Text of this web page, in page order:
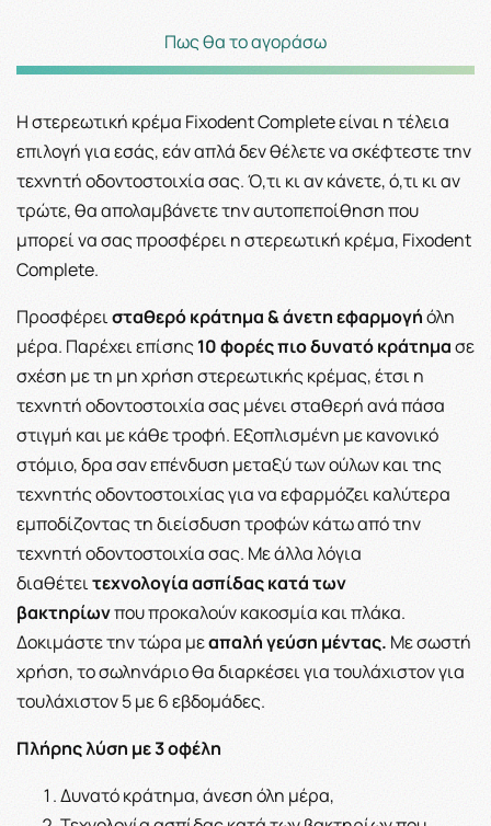
Πως θα το αγοράσω
Η στερεωτική κρέμα Fixodent Complete είναι η τέλεια
επιλογή για εσάς, εάν απλά δεν θέλετε να σκέφτεστε την
τεχνητή οδοντοστοιχία σας. Ό,τι κι αν κάνετε, ό,τι κι αν
τρώτε, θα απολαμβάνετε την αυτοπεποίθηση που
μπορεί να σας προσφέρει η στερεωτική κρέμα, Fixodent
Complete.
Προσφέρεισταθερό κράτημα & άνετη εφαρμογήόλη
μέρα. Παρέχει επίσης10 φορές πιο δυνατό κράτημασε
σχέση με τη μη χρήση στερεωτικής κρέμας, έτσι η
τεχνητή οδοντοστοιχία σας μένει σταθερή ανά πάσα
στιγμή και με κάθε τροφή. Εξοπλισμένη με κανονικό
στόμιο, δρα σαν επένδυση μεταξύ των ούλων και της
τεχνητής οδοντοστοιχίας για να εφαρμόζει καλύτερα
εμποδίζοντας τη διείσδυση τροφών κάτω από την
τεχνητή οδοντοστοιχία σας. Με άλλα λόγια
διαθέτειτεχνολογία ασπίδας κατά των
βακτηρίωνπου προκαλούν κακοσμία και πλάκα.
Δοκιμάστε την τώρα μεαπαλή γεύση μέντας. Με σωστή
χρήση, το σωληνάριο θα διαρκέσει για τουλάχιστον για
τουλάχιστον 5 με 6 εβδομάδες.
Πλήρης λύση με 3 οφέλη
Δυνατό κράτημα, άνεση όλη μέρα,